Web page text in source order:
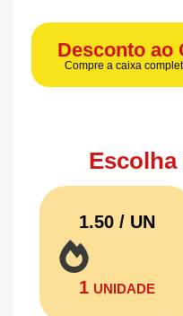
Desconto ao
Compre a caixa
Escolha
1.50 / UN
1 UNIDADE